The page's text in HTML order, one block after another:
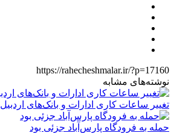
https://rahecheshmalar.ir/?p=17160
نوشته‌های مشابه
تغییر ساعات کاری ادارات و بانک‌های اردبیل
حمله به فرودگاه پارس‌‌آباد جزئی بود